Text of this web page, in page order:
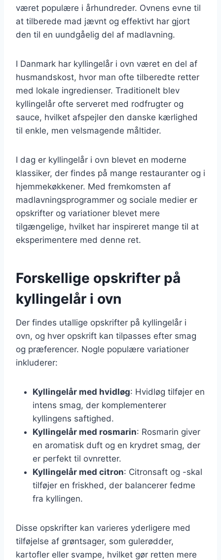
været populære i århundreder. Ovnens evne til
at tilberede mad jævnt og effektivt har gjort
den til en uundgåelig del af madlavning.
I Danmark har kyllingelår i ovn været en del af
husmandskost, hvor man ofte tilberedte retter
med lokale ingredienser. Traditionelt blev
kyllingelår ofte serveret med rodfrugter og
sauce, hvilket afspejler den danske kærlighed
til enkle, men velsmagende måltider.
I dag er kyllingelår i ovn blevet en moderne
klassiker, der findes på mange restauranter og i
hjemmekøkkener. Med fremkomsten af
madlavningsprogrammer og sociale medier er
opskrifter og variationer blevet mere
tilgængelige, hvilket har inspireret mange til at
eksperimentere med denne ret.
Forskellige opskrifter på
kyllingelår i ovn
Der findes utallige opskrifter på kyllingelår i
ovn, og hver opskrift kan tilpasses efter smag
og præferencer. Nogle populære variationer
inkluderer:
Kyllingelår med hvidløg: Hvidløg tilføjer en
intens smag, der komplementerer
kyllingens saftighed.
Kyllingelår med rosmarin: Rosmarin giver
en aromatisk duft og en krydret smag, der
er perfekt til ovnretter.
Kyllingelår med citron: Citronsaft og -skal
tilføjer en friskhed, der balancerer fedme
fra kyllingen.
Disse opskrifter kan varieres yderligere med
tilføjelse af grøntsager, som gulerødder,
kartofler eller svampe, hvilket gør retten mere